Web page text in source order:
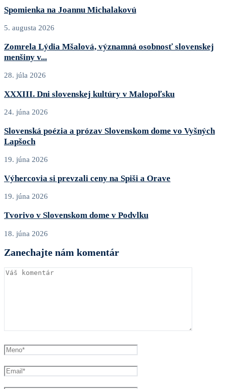
Spomienka na Joannu Michalakovú
5. augusta 2026
Zomrela Lýdia Mšalová, významná osobnosť slovenskej
menšiny v...
28. júla 2026
XXXIII. Dni slovenskej kultúry v Malopoľsku
24. júna 2026
Slovenská poézia a prózav Slovenskom dome vo Vyšných
Lapšoch
19. júna 2026
Výhercovia si prevzali ceny na Spiši a Orave
19. júna 2026
Tvorivo v Slovenskom dome v Podvlku
18. júna 2026
Zanechajte nám komentár